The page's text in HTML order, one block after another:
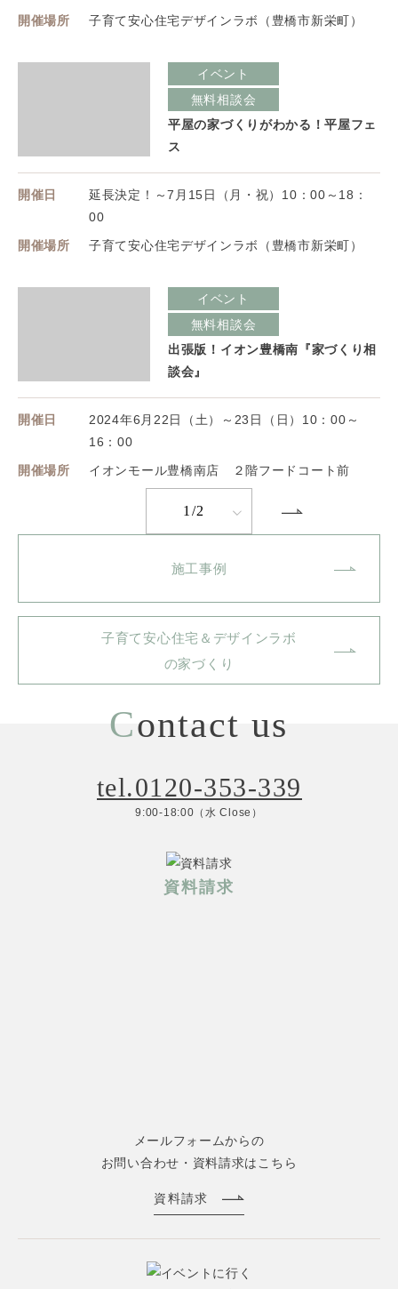
開催場所
子育て安心住宅デザインラボ（豊橋市新栄町）
イベント
無料相談会
平屋の家づくりがわかる！平屋フェ
ス
開催日
延長決定！～7月15日（月・祝）10：00～18：
00
開催場所
子育て安心住宅デザインラボ（豊橋市新栄町）
イベント
無料相談会
出張版！イオン豊橋南『家づくり相
談会』
開催日
2024年6月22日（土）～23日（日）10：00～
16：00
開催場所
イオンモール豊橋南店 ２階フードコート前
1/2
施工事例
子育て安心住宅＆デザインラボ
の家づくり
Contact us
tel.0120-353-339
9:00-18:00（水 Close）
資料請求
メールフォームからの
お問い合わせ・資料請求はこちら
資料請求